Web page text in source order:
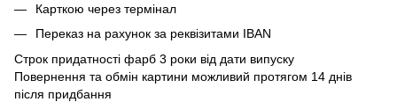
Карткою через термінал
Переказ на рахунок за реквізитами IBAN
Строк придатності фарб 3 роки від дати випуску
Повернення та обмін картини можливий протягом 14 днів
після придбання